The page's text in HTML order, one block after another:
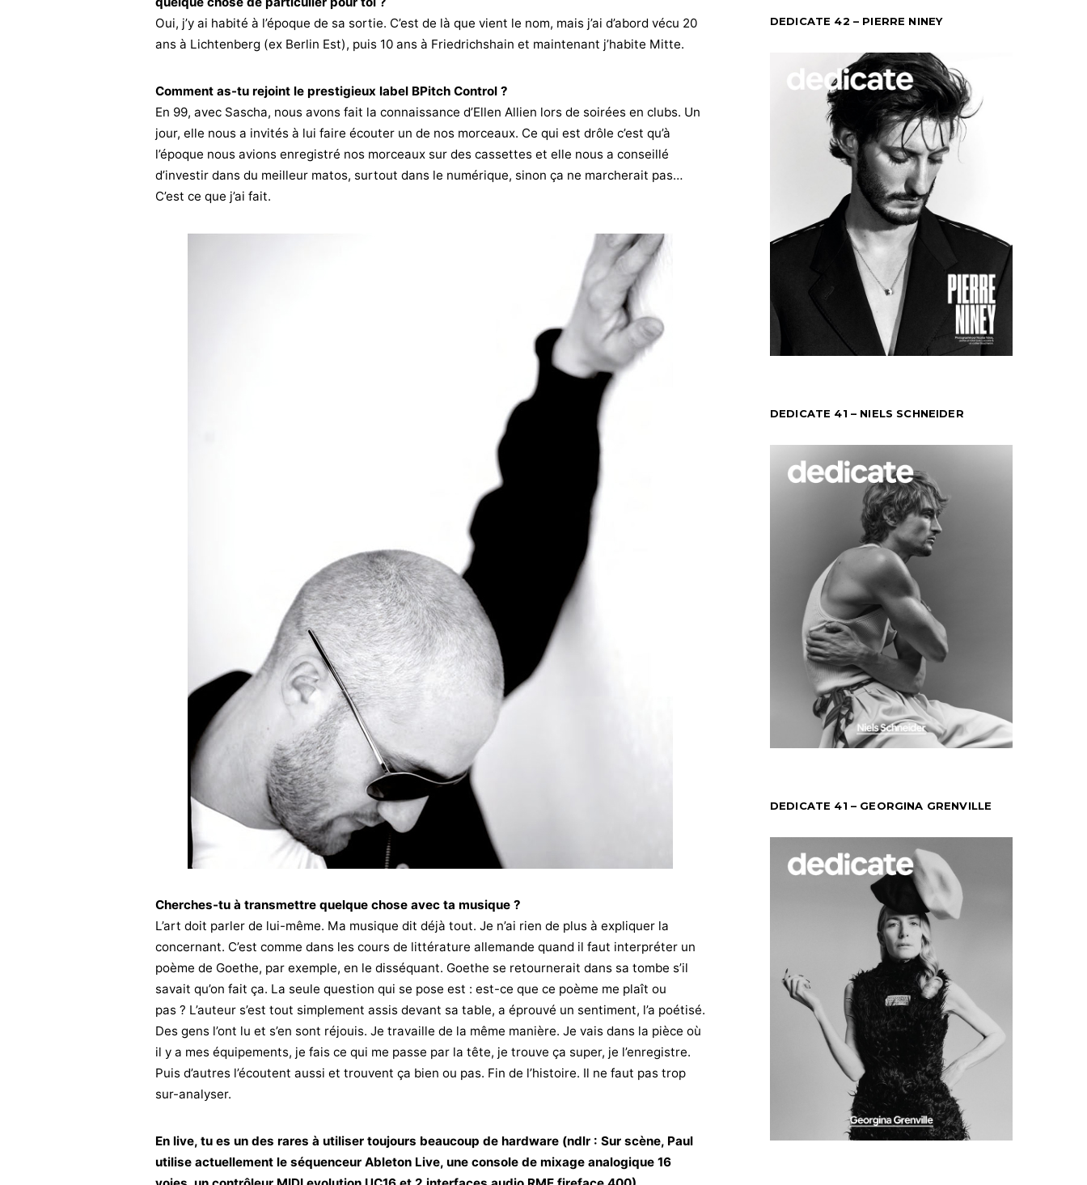
Oui, j’y ai habité à l’époque de sa sortie. C’est de là que vient le nom, mais j’ai d’abord vécu 20
ans à Lichtenberg (ex Berlin Est), puis 10 ans à Friedrichshain et maintenant j’habite Mitte.
Comment as-tu rejoint le prestigieux label BPitch Control ?
En 99, avec Sascha, nous avons fait la connaissance d’Ellen Allien lors de soirées en clubs. Un
jour, elle nous a invités à lui faire écouter un de nos morceaux. Ce qui est drôle c’est qu’à
l’époque nous avions enregistré nos morceaux sur des cassettes et elle nous a conseillé
d’investir dans du meilleur matos, surtout dans le numérique, sinon ça ne marcherait pas…
C’est ce que j’ai fait.
Cherches-tu à transmettre quelque chose avec ta musique ?
L’art doit parler de lui-même. Ma musique dit déjà tout. Je n’ai rien de plus à expliquer la
concernant. C’est comme dans les cours de littérature allemande quand il faut interpréter un
poème de Goethe, par exemple, en le disséquant. Goethe se retournerait dans sa tombe s’il
savait qu’on fait ça. La seule question qui se pose est : est-ce que ce poème me plaît ou
pas ? L’auteur s’est tout simplement assis devant sa table, a éprouvé un sentiment, l’a poétisé.
Des gens l’ont lu et s’en sont réjouis. Je travaille de la même manière. Je vais dans la pièce où
il y a mes équipements, je fais ce qui me passe par la tête, je trouve ça super, je l’enregistre.
Puis d’autres l’écoutent aussi et trouvent ça bien ou pas. Fin de l’histoire. Il ne faut pas trop
sur-analyser.
En live, tu es un des rares à utiliser toujours beaucoup de hardware (ndlr : Sur scène, Paul
utilise actuellement le séquenceur Ableton Live, une console de mixage analogique 16
DEDICATE 42 – PIERRE NINEY
DEDICATE 41 – NIELS SCHNEIDER
DEDICATE 41 – GEORGINA GRENVILLE